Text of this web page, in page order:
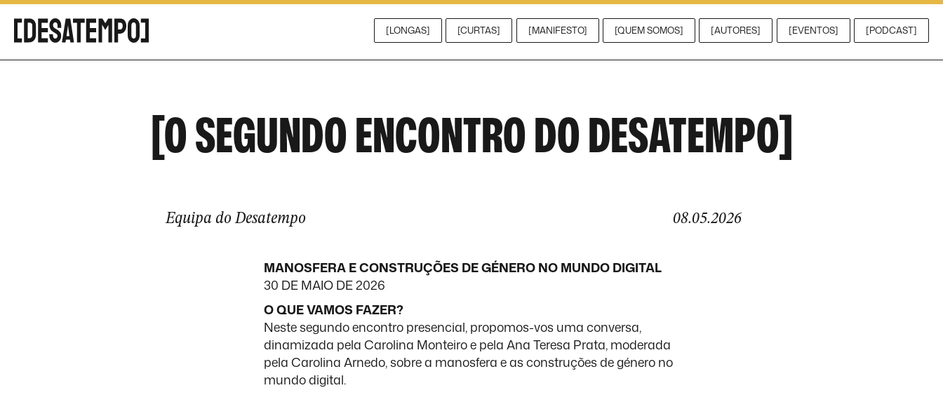
[LONGAS] [CURTAS] [MANIFESTO] [QUEM SOMOS] [AUTORES] [EVENTOS] [PODCAST]
[O SEGUNDO ENCONTRO DO DESATEMPO]
Equipa do Desatempo 08.05.2026
MANOSFERA E CONSTRUÇÕES DE GÉNERO NO MUNDO DIGITAL
30 DE MAIO DE 2026
O QUE VAMOS FAZER?
Neste segundo encontro presencial, propomos-vos uma conversa,
dinamizada pela Carolina Monteiro e pela Ana Teresa Prata, moderada
pela Carolina Arnedo, sobre a manosfera e as construções de género no
mundo digital.